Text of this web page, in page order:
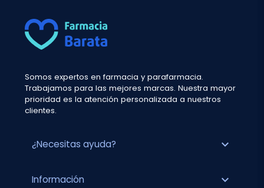
Somos expertos en farmacia y parafarmacia.
Trabajamos para las mejores marcas. Nuestra mayor
prioridad es la atención personalizada a nuestros
clientes.
¿Necesitas ayuda? expand_more
Información expand_more